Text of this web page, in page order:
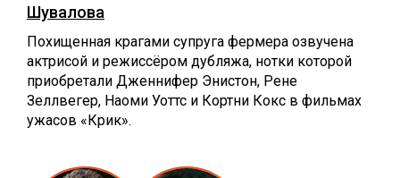
Шувалова
Похищенная крагами супруга фермера озвучена
актрисой и режиссёром дубляжа, нотки которой
приобретали Дженнифер Энистон, Рене
Зеллвегер, Наоми Уоттс и Кортни Кокс в фильмах
ужасов «Крик».